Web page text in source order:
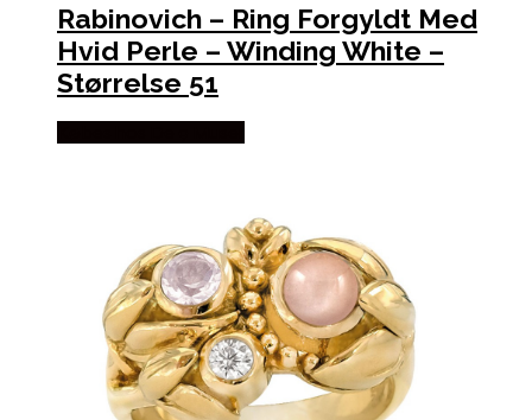
Rabinovich – Ring Forgyldt Med
Hvid Perle – Winding White –
Størrelse 51